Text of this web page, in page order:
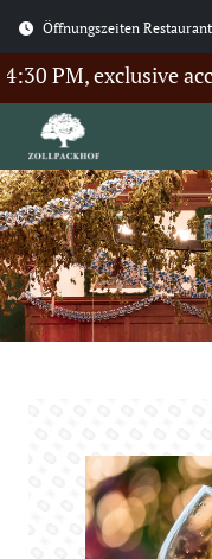
Öffnungszeiten
PM, exclusive